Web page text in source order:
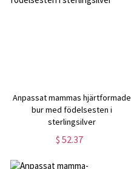
Anpassat mammas hjärtformade
bur med födelsesten i
sterlingsilver
$ 52.37